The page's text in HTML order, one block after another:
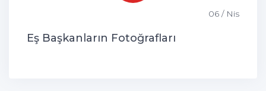
06 / Nis
Eş Başkanların Fotoğrafları